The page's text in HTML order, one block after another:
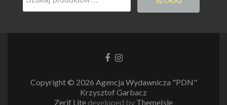
LinkLink
Copyright © 2026 Agencja Wydawnicza "PDN"
Krzysztof Garbacz
Zerif Lite developed by ThemeIsle